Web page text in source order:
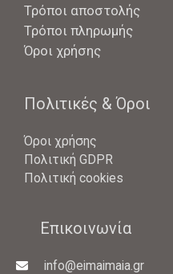
Τρόποι αποστολής
Τρόποι πληρωμής
Όροι χρήσης
Πολιτικές & Όροι
Όροι χρήσης
Πολιτική GDPR
Πολιτική cookies
Επικοινωνία
info@eimaimaia.gr